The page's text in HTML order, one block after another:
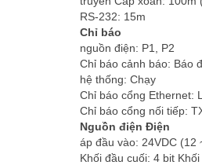
RS-232: 15m
Chỉ báo
nguồn điện: P1, P2
Chỉ báo cảnh báo: Báo
hệ thống: Chạy
Chỉ báo cổng Ethernet:
Chỉ báo cổng nối tiếp:
Nguồn điện Điện
áp đầu vào: 24VDC (12
Khối đầu cuối: 4 bit